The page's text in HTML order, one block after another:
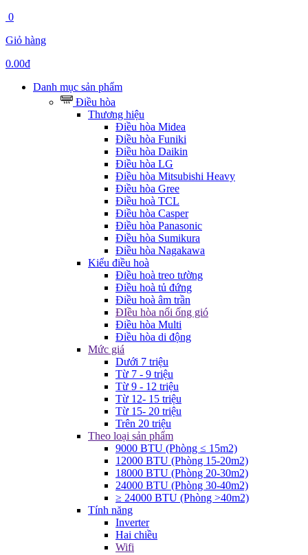
0
Giỏ hàng
0.00đ
Danh mục sản phẩm
Điều hòa
Thương hiệu
Điều hòa Midea
Điều hòa Funiki
Điều hòa Daikin
Điều hòa LG
Điều hòa Mitsubishi Heavy
Điều hòa Gree
Điều hoà TCL
Điều hòa Casper
Điều hòa Panasonic
Điều hòa Sumikura
Điều hòa Nagakawa
Kiểu điều hoà
Điều hoà treo tường
Điều hoà tủ đứng
Điều hoà âm trần
ĐIều hòa nối ống gió
Điều hòa Multi
Điều hòa di động
Mức giá
Dưới 7 triệu
Từ 7 - 9 triệu
Từ 9 - 12 triệu
Từ 12- 15 triệu
Từ 15- 20 triệu
Trên 20 triệu
Theo loại sản phẩm
9000 BTU (Phòng ≤ 15m2)
12000 BTU (Phòng 15-20m2)
18000 BTU (Phòng 20-30m2)
24000 BTU (Phòng 30-40m2)
≥ 24000 BTU (Phòng >40m2)
Tính năng
Inverter
Hai chiều
Wifi